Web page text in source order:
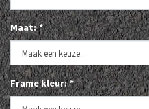
Maat:*
Frame kleur:*